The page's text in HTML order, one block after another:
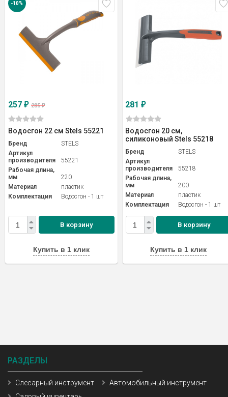
-10%
257 ₽ 285₽
Водосгон 22 см Stels 55221
Бренд
STELS
Артикул
производителя
55221
Рабочая длина,
мм
220
Материал
пластик
Комплектация
Водосгон - 1 шт
В корзину
Купить в 1 клик
281₽
Водосгон 20 см,
силиконовый Stels 55218
Бренд
STELS
Артикул
производителя
55218
Рабочая длина,
мм
200
Материал
пластик
Комплектация
Водосгон - 1 шт
В корзину
Купить в 1 клик
РАЗДЕЛЫ
Слесарный инструмент
Автомобильный инструмент